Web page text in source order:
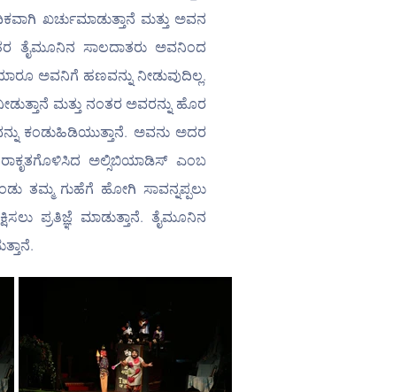
ಖರ್ಚುಮಾಡುತ್ತಾನೆ ಮತ್ತು ಅವನ
ತೈಮೂನಿನ ಸಾಲದಾತರು ಅವನಿಂದ
ಅವನಿಗೆ ಹಣವನ್ನು ನೀಡುವುದಿಲ್ಲ.
ಮತ್ತು ನಂತರ ಅವರನ್ನು ಹೊರ
ಕಂಡುಹಿಡಿಯುತ್ತಾನೆ. ಅವನು ಅದರ
ತಮ್ಮ ಗುಹೆಗೆ ಹೋಗಿ ಸಾವನ್ನಪ್ಪಲು
ಪ್ರತಿಜ್ಞೆ ಮಾಡುತ್ತಾನೆ. ತೈಮೂನಿನ